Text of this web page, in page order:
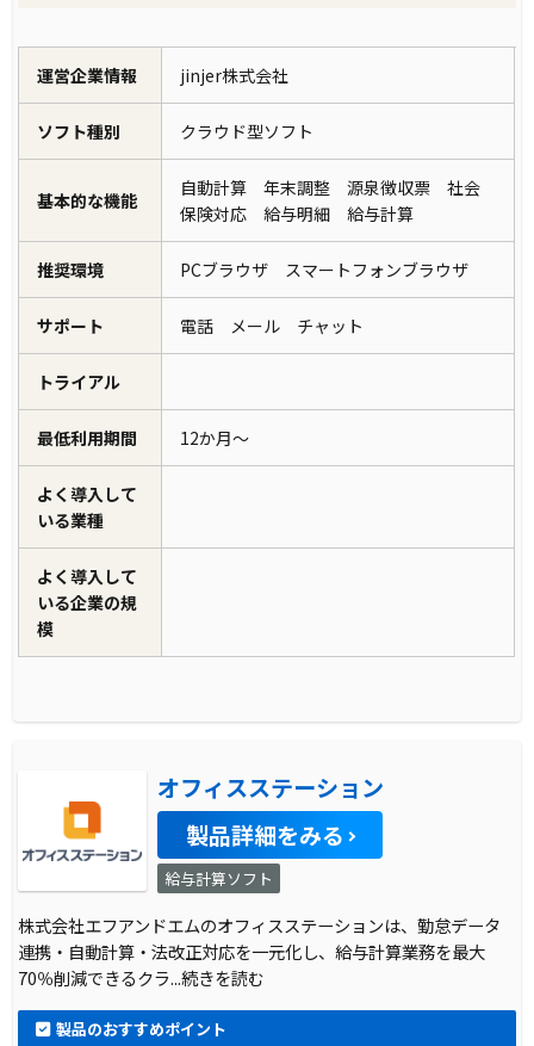
ます。また、顧客データの分析を深化させるこ
とで、市場のニーズに合わせたサービス提供が
可能となります。
製品の導入により改善した業務
製品の導入によって、企業は業務の大幅な改善
を実現します。これには、日々の作業のスピー
ドアップやエラーの削減、さらには顧客満足度
の向上が含まれます。また、リアルタイムでの
データ分析が可能になることで、市場の動向を
素早く把握し、それに基づいた戦略的な意思決
定を行うことができるようになります。これら
の改善は、企業の持続可能な成長に寄与しま
す。
運営企業情報 jinjer株式会社
ソフト種別 クラウド型ソフト
基本的な機能
自動計算 年末調整 源泉徴収票 社会
保険対応 給与明細 給与計算
推奨環境 PCブラウザ スマートフォンブラウザ
サポート 電話 メール チャット
トライアル
最低利用期間 12か月～
よく導入して
いる業種
よく導入して
いる企業の規
模
オフィスステーション
製品詳細をみる
給与計算ソフト
株式会社エフアンドエムのオフィスステーションは、勤怠データ
連携・自動計算・法改正対応を一元化し、給与計算業務を最大
70％削減できるクラ...続きを読む
製品のおすすめポイント